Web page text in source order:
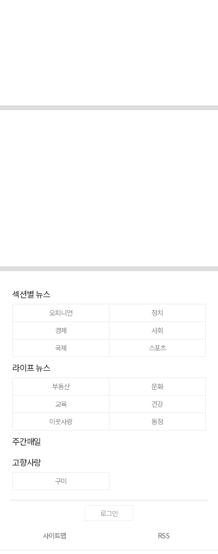
섹션별 뉴스
오피니언
정치
경제
사회
국제
스포츠
라이프 뉴스
부동산
문화
교육
건강
이웃사랑
동정
주간매일
고향사랑
구미
로그인
사이트맵 RSS